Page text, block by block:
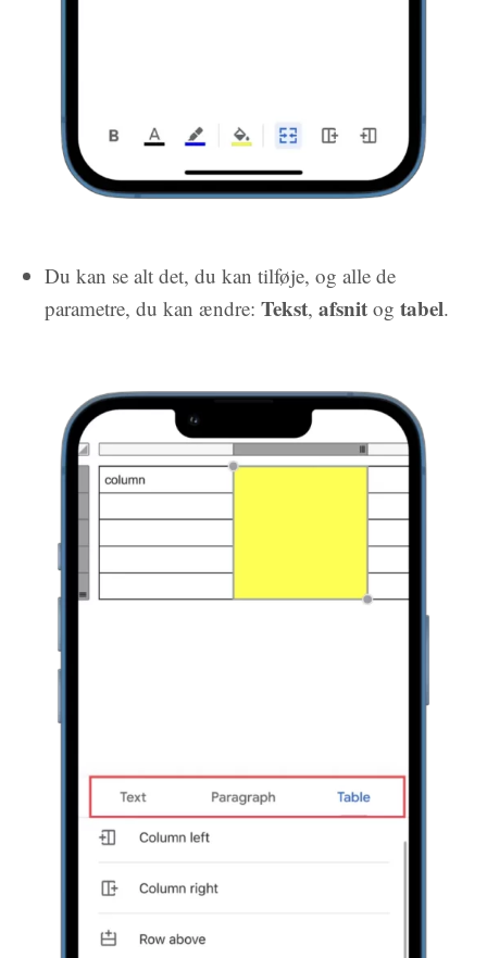
Du kan se alt det, du kan tilføje, og alle de
parametre, du kan ændre: Tekst, afsnit og tabel.